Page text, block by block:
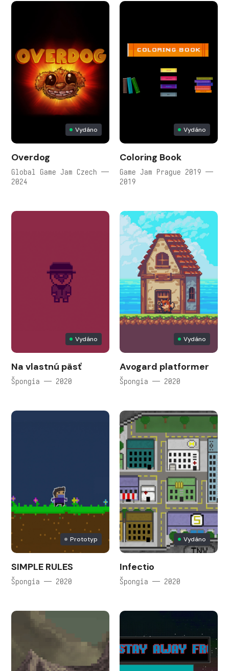
Vydáno
Overdog
Global Game Jam Czech —
2024
Vydáno
Coloring Book
Game Jam Prague 2019 —
2019
Vydáno
Na vlastnú päsť
Špongia — 2020
Vydáno
Avogard platformer
Špongia — 2020
Prototyp
SIMPLE RULES
Špongia — 2020
Vydáno
Infectio
Špongia — 2020